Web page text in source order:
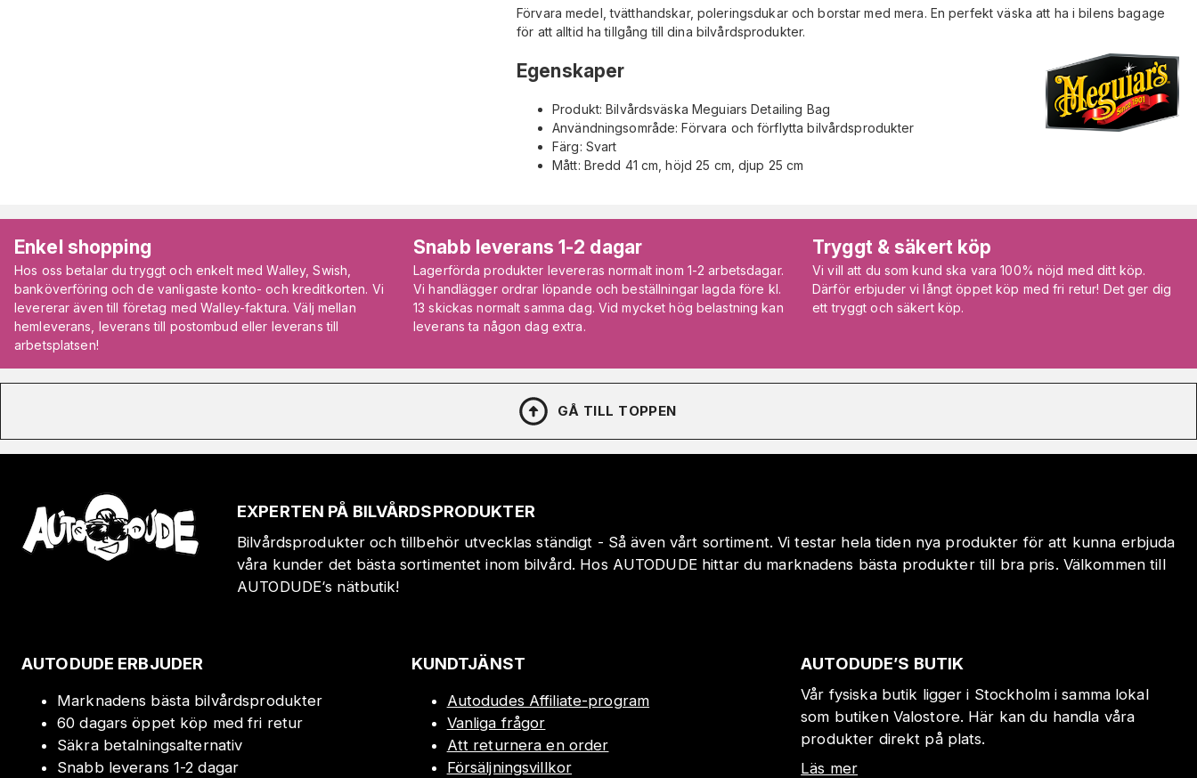
Förvara medel, tvätthandskar, poleringsdukar och borstar med mera. En perfekt väska att ha i bilens bagage
för att alltid ha tillgång till dina bilvårdsprodukter.
Egenskaper
Produkt: Bilvårdsväska Meguiars Detailing Bag
Användningsområde: Förvara och förflytta bilvårdsprodukter
Färg: Svart
Mått: Bredd 41 cm, höjd 25 cm, djup 25 cm
Enkel shopping
Hos oss betalar du tryggt och enkelt med Walley, Swish,
banköverföring och de vanligaste konto- och kreditkorten. Vi
levererar även till företag med Walley-faktura. Välj mellan
hemleverans, leverans till postombud eller leverans till
arbetsplatsen!
Snabb leverans 1-2 dagar
Lagerförda produkter levereras normalt inom 1-2 arbetsdagar.
Vi handlägger ordrar löpande och beställningar lagda före kl.
13 skickas normalt samma dag. Vid mycket hög belastning kan
leverans ta någon dag extra.
Tryggt & säkert köp
Vi vill att du som kund ska vara 100% nöjd med ditt köp.
Därför erbjuder vi långt öppet köp med fri retur! Det ger dig
ett tryggt och säkert köp.
GÅ TILL TOPPEN
EXPERTEN PÅ BILVÅRDSPRODUKTER
Bilvårdsprodukter och tillbehör utvecklas ständigt - Så även vårt sortiment. Vi testar hela tiden nya produkter för att kunna erbjuda
våra kunder det bästa sortimentet inom bilvård. Hos AUTODUDE hittar du marknadens bästa produkter till bra pris. Välkommen till
AUTODUDE‘s nätbutik!
AUTODUDE ERBJUDER
Marknadens bästa bilvårdsprodukter
60 dagars öppet köp med fri retur
Säkra betalningsalternativ
Snabb leverans 1-2 dagar
KUNDTJÄNST
Autodudes Affiliate-program
Vanliga frågor
Att returnera en order
Försäljningsvillkor
AUTODUDE’S BUTIK
Vår fysiska butik ligger i Stockholm i samma lokal
som butiken Valostore. Här kan du handla våra
produkter direkt på plats.
Läs mer